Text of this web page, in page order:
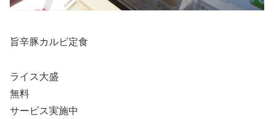
旨辛豚カルビ定食
ライス大盛
無料
サービス実施中